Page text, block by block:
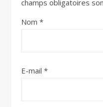
champs obligatoires
Nom *
E-mail *